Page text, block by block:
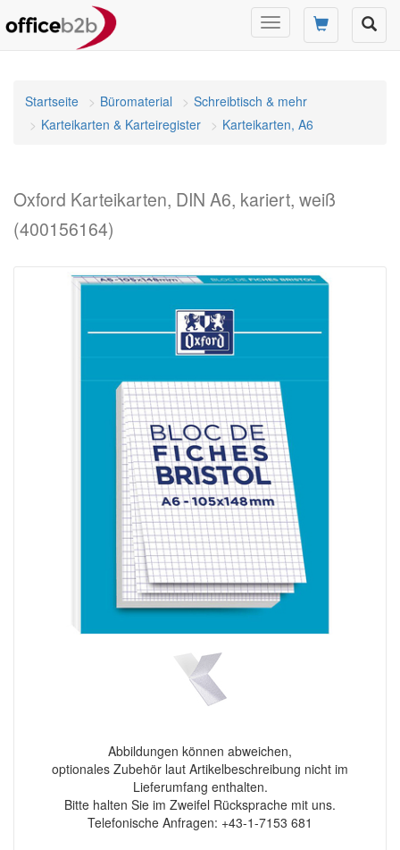
Navigation
umschalten
Startseite Büromaterial
Schreibtisch & mehr
Karteikarten & Karteiregister
Karteikarten, A6
Oxford Karteikarten, DIN A6, kariert, weiß
(400156164)
Abbildungen können abweichen,
optionales Zubehör laut Artikelbeschreibung nicht im
Lieferumfang enthalten.
Bitte halten Sie im Zweifel Rücksprache mit uns.
Telefonische Anfragen: +43-1-7153 681